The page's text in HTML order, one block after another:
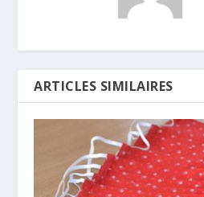
ARTICLES SIMILAIRES